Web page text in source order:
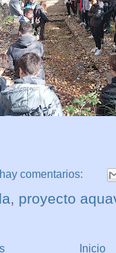
comentarios:
, proyecto
Inicio